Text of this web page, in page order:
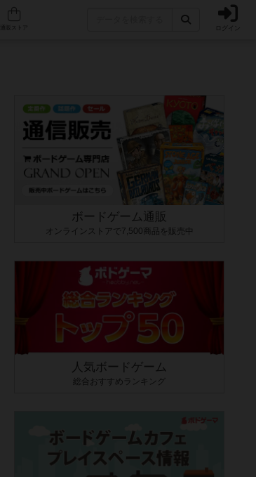
人気ボードゲーム ログイン
ボードゲーム通販
オンラインストアで7,500商品を販売中
人気ボードゲーム
総合おすすめランキング